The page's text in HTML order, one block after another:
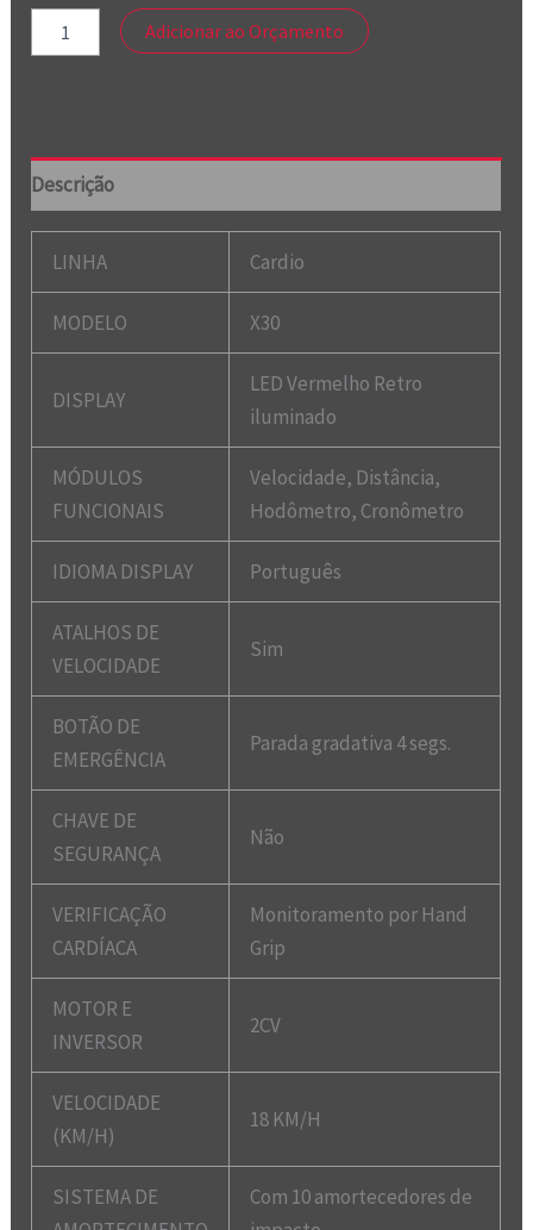
Adicionar ao Orçamento
Descrição
LINHA Cardio
MODELO X30
DISPLAY
LED Vermelho Retro
iluminado
MÓDULOS
FUNCIONAIS
Velocidade, Distância,
Hodômetro, Cronômetro
IDIOMA DISPLAY Português
ATALHOS DE
VELOCIDADE
Sim
BOTÃO DE
EMERGÊNCIA
Parada gradativa 4 segs.
CHAVE DE
SEGURANÇA
Não
VERIFICAÇÃO
CARDÍACA
Monitoramento por Hand
Grip
MOTOR E
INVERSOR
2CV
VELOCIDADE
(KM/H)
18 KM/H
SISTEMA DE
Com 10 amortecedores de